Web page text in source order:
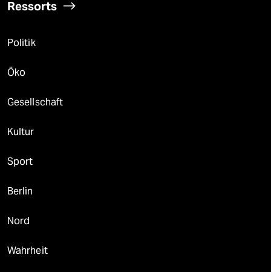
Ressorts
Politik
Öko
Gesellschaft
Kultur
Sport
Berlin
Nord
Wahrheit